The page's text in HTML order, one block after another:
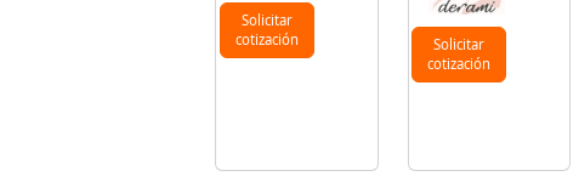
Solicitar
cotización
Solicitar
cotización